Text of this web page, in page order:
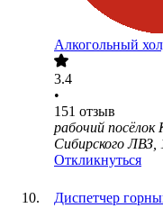
Алкогольный
3.4
•
151 отзыв
рабочий
Сибирского ЛВЗ,
Откликнуться
Диспетчер